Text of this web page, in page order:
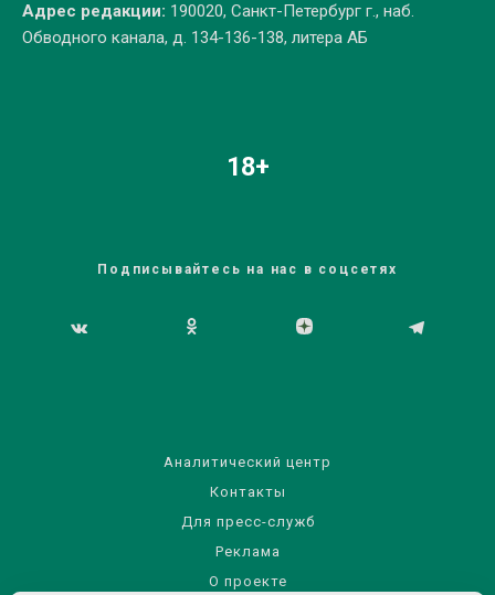
Адрес редакции: 190020, Санкт-Петербург г., наб.
Обводного канала, д. 134-136-138, литера АБ
18+
Подписывайтесь на нас в соцсетях
Аналитический центр
Контакты
Для пресс-служб
Реклама
О проекте